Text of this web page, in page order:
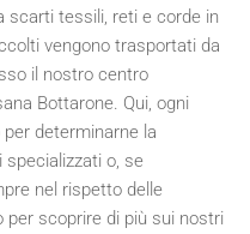
scarti tessili, reti e corde in
vengono trasportati da
il nostro centro
Bottarone. Qui, ogni
determinarne la
o, se
nel rispetto delle
scoprire di più sui nostri